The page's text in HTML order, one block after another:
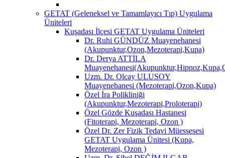
GETAT (Geleneksel ve Tamamlayıcı Tıp) Uygulama
Üniteleri
Kuşadası İlçesi GETAT Uygulama Üniteleri
Dr. Ruhi GÜNDÜZ Muayenehanesi
(Akupunktur,Ozon,Mezoterapi,Kupa)
Dr. Derya ATTİLA
Uzm. Dr. Olcay ULUSOY
Muayenehanesi (Mezoterapi,Ozon,Kupa)
Özel İra Polikliniği
(Akupunktur,Mezoterapi,Proloterapi)
Özel Gözde Kuşadası Hastanesi
(Fitoterapi, Mezoterapi, Ozon )
Özel Dr. Zer Fizik Tedavi Müessesesi
GETAT Uygulama Ünitesi (Kupa,
Mezoterapi, Ozon )